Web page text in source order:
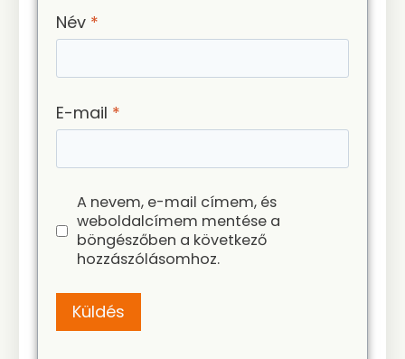
Név *
E-mail *
A nevem, e-mail címem, és
weboldalcímem mentése a
böngészőben a következő
hozzászólásomhoz.